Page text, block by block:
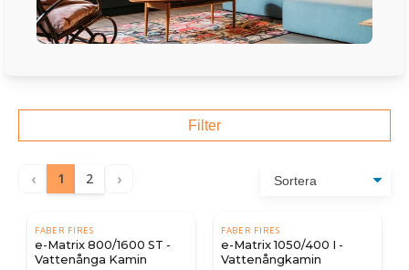
Filter
‹ 1 2 ›
FABER FIRES
e-Matrix 800/1600 ST -
Vattenånga Kamin
FABER FIRES
e-Matrix 1050/400 I -
Vattenångkamin